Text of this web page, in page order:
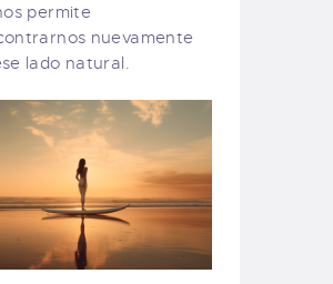
permite
nuevamente
lado natural.